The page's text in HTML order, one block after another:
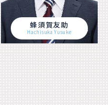
蜂須賀友助
Hachisuka Yusuke